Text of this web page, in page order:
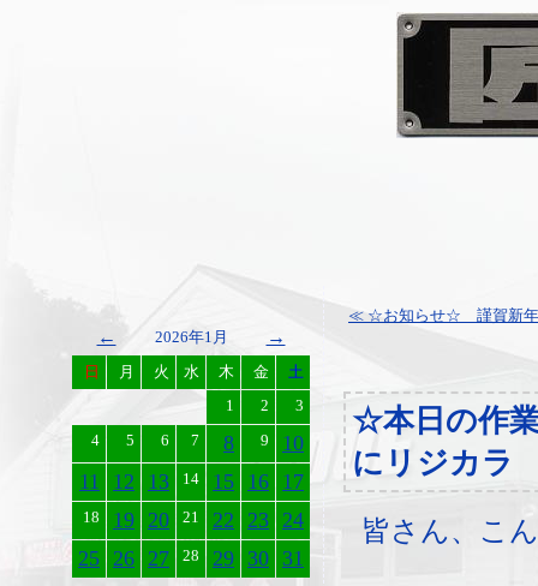
← 2026年1月 →
日 月 火 水 木 金
土
1
2
3
4
5 6 7 8 9
10
11
12 13 14 15 16 17
18 19 20 21 22 23 24
25 26 27 28 29 30 31
≪ ☆お知らせ☆ 謹賀新
☆本日の作
にリジカラ
皆さん、こ